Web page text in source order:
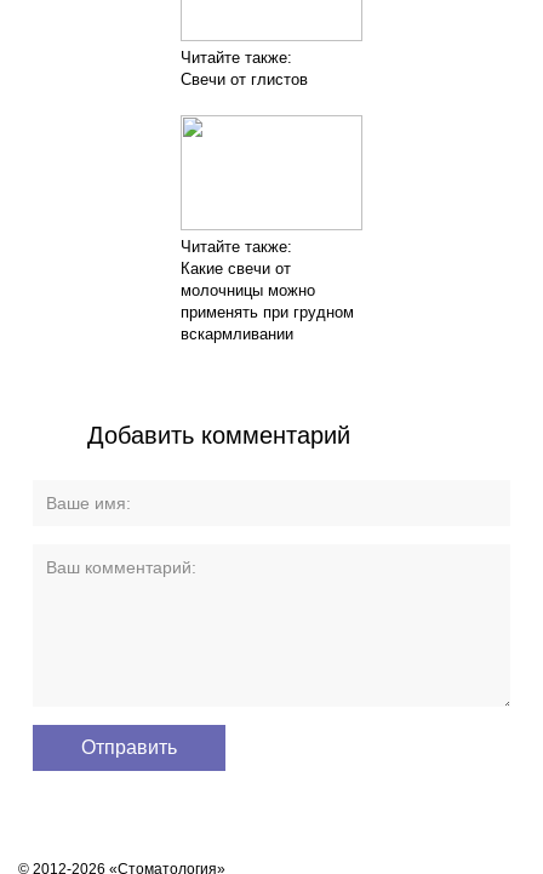
Читайте также:
Свечи от глистов
Читайте также:
Какие свечи от
молочницы можно
применять при грудном
вскармливании
Добавить комментарий
© 2012-2026 «Стоматология»